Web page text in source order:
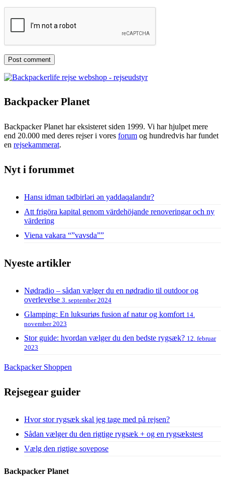
Backpacker Planet
Backpacker Planet har eksisteret siden 1999. Vi har hjulpet mere
end 20.000 med deres rejser i vores forum og hundredvis har fundet
en rejsekammerat.
Nyt i forummet
Hansı idman tədbirləri ən yaddaqalandır?
Att frigöra kapital genom värdehöjande renoveringar och ny
värdering
Viena vakara “”vavsda””
Nyeste artikler
Nødradio – sådan vælger du en nødradio til outdoor og
overlevelse 3. september 2024
Glamping: En luksuriøs fusion af natur og komfort 14.
november 2023
Stor guide: hvordan vælger du den bedste rygsæk? 12. februar
2023
Backpacker Shoppen
Rejsegear guider
Hvor stor rygsæk skal jeg tage med på rejsen?
Sådan vælger du den rigtige rygsæk + og en rygsækstest
Vælg den rigtige sovepose
Backpacker Planet